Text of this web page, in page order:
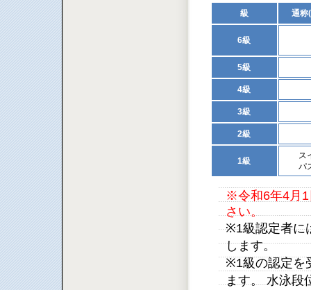
級 通称
6級
5級
4級
3級
2級
1級
ス
パ
※令和6年4月1
さい。
※1級認定者に
します。
※1級の認定を
ます。 水泳段